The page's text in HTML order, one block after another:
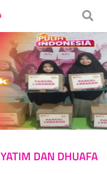
DAN DHUAFA